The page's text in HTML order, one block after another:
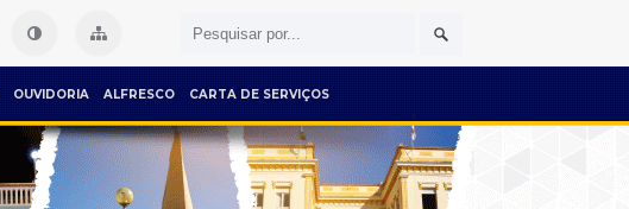
OUVIDORIA ALFRESCO CARTA DE SERVIÇOS